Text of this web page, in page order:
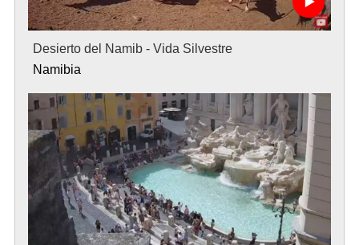
Desierto del Namib - Vida Silvestre
Namibia